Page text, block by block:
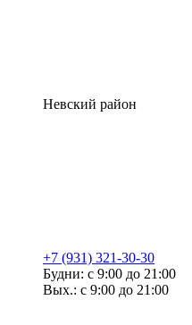
Невский район
+7 (931) 321-30-30
Будни: с 9:00 до 21:00
Вых.: с 9:00 до 21:00